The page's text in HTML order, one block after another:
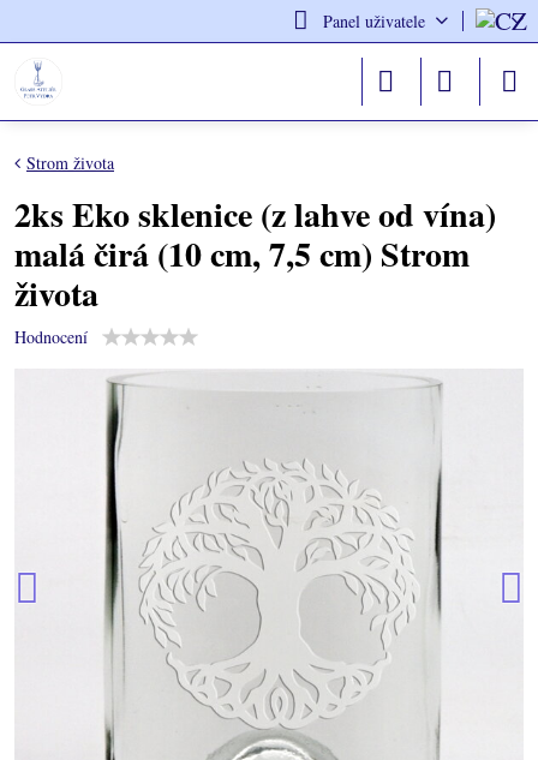
Panel uživatele
Strom života
2ks Eko sklenice (z lahve od vína)
malá čirá (10 cm, 7,5 cm) Strom
života
Hodnocení